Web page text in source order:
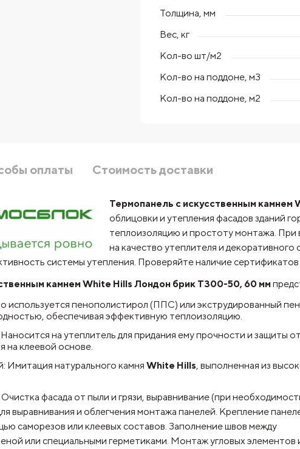
Толщина, мм
Вес, кг
Кол-во шт/м2
Кол-во на поддоне, м3
Кол-во на поддоне, м2
оплаты Стоимость доставки
Термопанель с искусственным
облицовки и утепления фасадов зданий
теплоизоляцию и простоту монтажа.
на качество утеплителя и
системы утепления. Проверяйте наличие сертификатов
камнем White Hills Лондон брик T300-50, 60 мм
используется пенополистирол (ППС) или экструдированный
обеспечивая эффективную теплоизоляцию.
на утеплитель для придания ему прочности и защиты
на клеевой основе.
Имитация натурального камня White Hills, выполненная из
Очистка фасада от пыли и грязи, выравнивание(при
выравнивания и облегчения монтажа панелей. Крепление
саморезов или клеевых составов. Заполнение швов между
или специальными герметиками. Монтаж угловых элементов